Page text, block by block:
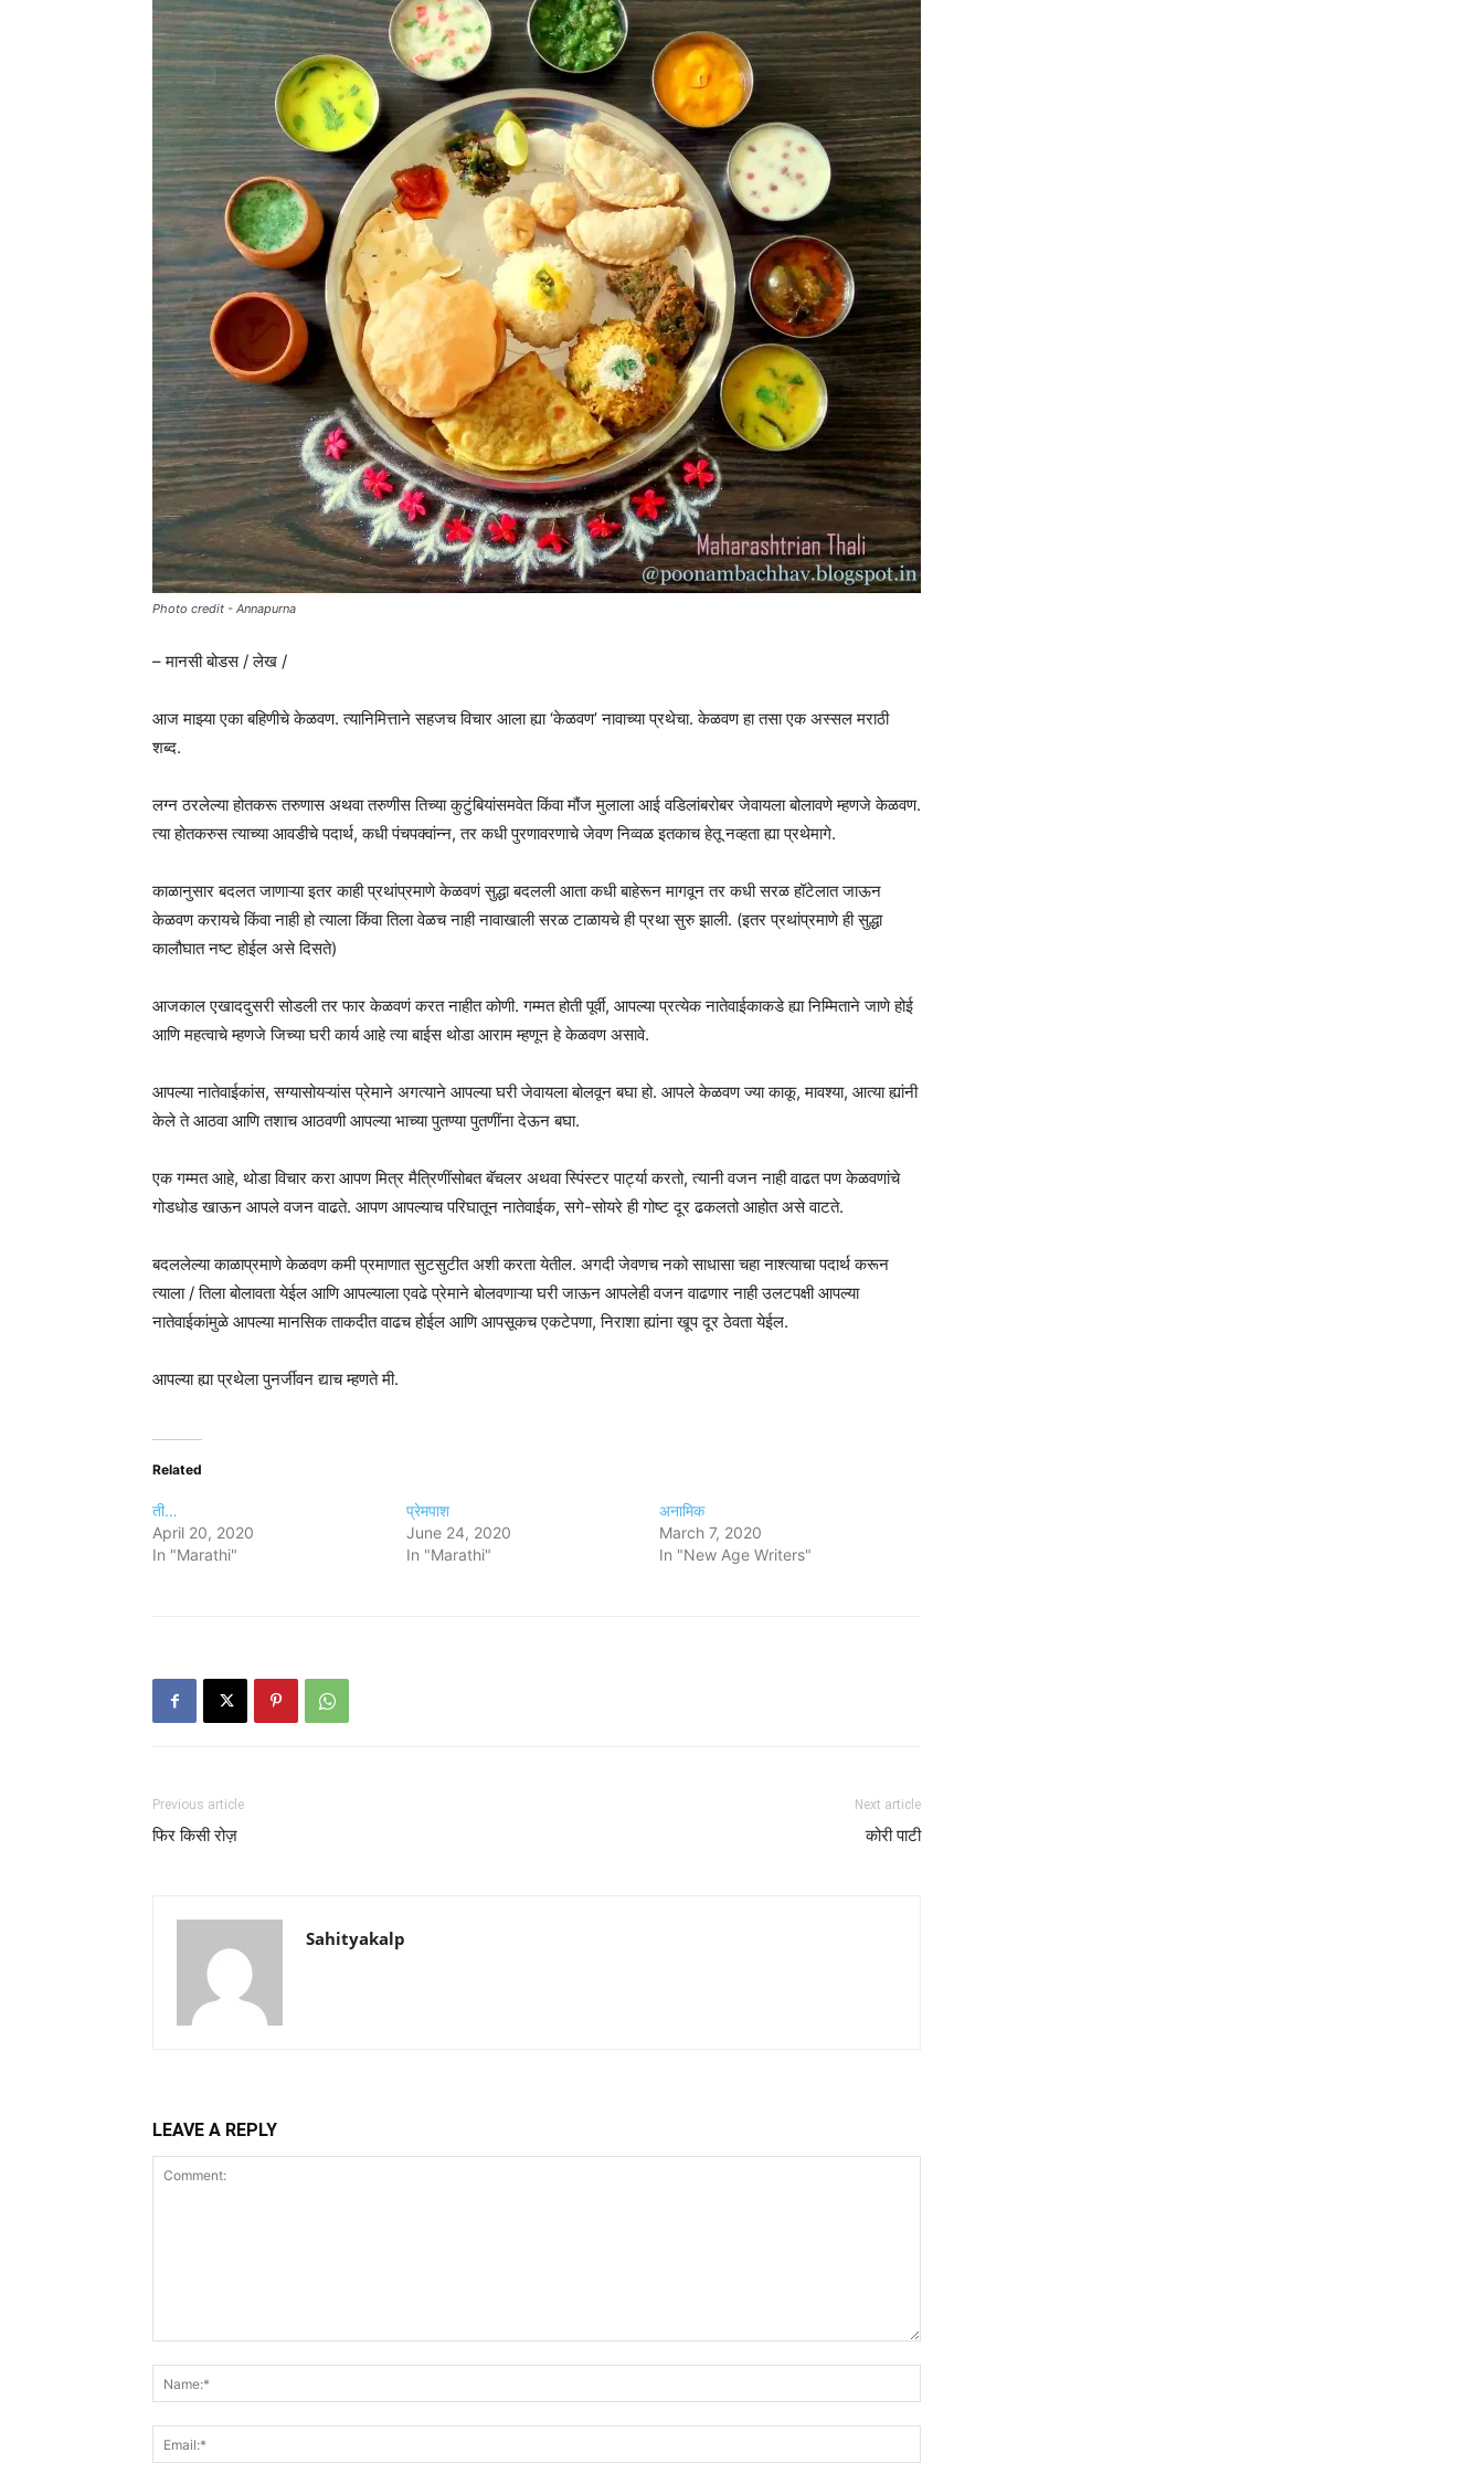
Photo credit - Annapurna
– मानसी बोडस / लेख /
आज माझ्या एका बहिणीचे केळवण. त्यानिमित्ताने सहजच विचार आला ह्या ‘केळवण’ नावाच्या प्रथेचा. केळवण हा तसा एक अस्सल मराठी
शब्द.
लग्न ठरलेल्या होतकरू तरुणास अथवा तरुणीस तिच्या कुटुंबियांसमवेत किंवा मौंज मुलाला आई वडिलांबरोबर जेवायला बोलावणे म्हणजे केळवण.
त्या होतकरुस त्याच्या आवडीचे पदार्थ, कधी पंचपक्वांन्न, तर कधी पुरणावरणाचे जेवण निव्वळ इतकाच हेतू नव्हता ह्या प्रथेमागे.
काळानुसार बदलत जाणाऱ्या इतर काही प्रथांप्रमाणे केळवणं सुद्धा बदलली आता कधी बाहेरून मागवून तर कधी सरळ हॉटेलात जाऊन
केळवण करायचे किंवा नाही हो त्याला किंवा तिला वेळच नाही नावाखाली सरळ टाळायचे ही प्रथा सुरु झाली. (इतर प्रथांप्रमाणे ही सुद्धा
कालौघात नष्ट होईल असे दिसते)
आजकाल एखाददुसरी सोडली तर फार केळवणं करत नाहीत कोणी. गम्मत होती पूर्वी, आपल्या प्रत्येक नातेवाईकाकडे ह्या निम्मिताने जाणे होई
आणि महत्वाचे म्हणजे जिच्या घरी कार्य आहे त्या बाईस थोडा आराम म्हणून हे केळवण असावे.
आपल्या नातेवाईकांस, सग्यासोयऱ्यांस प्रेमाने अगत्याने आपल्या घरी जेवायला बोलवून बघा हो. आपले केळवण ज्या काकू, मावश्या, आत्या ह्यांनी
केले ते आठवा आणि तशाच आठवणी आपल्या भाच्या पुतण्या पुतणींना देऊन बघा.
एक गम्मत आहे, थोडा विचार करा आपण मित्र मैत्रिणींसोबत बॅचलर अथवा स्पिंस्टर पार्ट्या करतो, त्यानी वजन नाही वाढत पण केळवणांचे
गोडधोड खाऊन आपले वजन वाढते. आपण आपल्याच परिघातून नातेवाईक, सगे-सोयरे ही गोष्ट दूर ढकलतो आहोत असे वाटते.
बदललेल्या काळाप्रमाणे केळवण कमी प्रमाणात सुटसुटीत अशी करता येतील. अगदी जेवणच नको साधासा चहा नाश्त्याचा पदार्थ करून
त्याला / तिला बोलावता येईल आणि आपल्याला एवढे प्रेमाने बोलवणाऱ्या घरी जाऊन आपलेही वजन वाढणार नाही उलटपक्षी आपल्या
नातेवाईकांमुळे आपल्या मानसिक ताकदीत वाढच होईल आणि आपसूकच एकटेपणा, निराशा ह्यांना खूप दूर ठेवता येईल.
आपल्या ह्या प्रथेला पुनर्जीवन द्याच म्हणते मी.
Related
ती…
April 20, 2020
In "Marathi"
प्रेमपाश
June 24, 2020
In "Marathi"
अनामिक
March 7, 2020
In "New Age Writers"
Previous article
फिर किसी रोज़
Next article
कोरी पाटी
Sahityakalp
LEAVE A REPLY